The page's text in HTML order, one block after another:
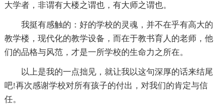
大学者，非谓有大楼之谓也，有大师之谓也。
我挺有感触的：好的学校的灵魂，并不在乎有高大的
教学楼，现代化的教学设备，而在于教书育人的老师，他
们的品格与风范，才是一所学校的生命力之所在。
以上是我的一点拙见，就让我以这句深厚的话来结尾
吧!再次感谢学校对所有孩子的付出，对我们的肯定与信
任。